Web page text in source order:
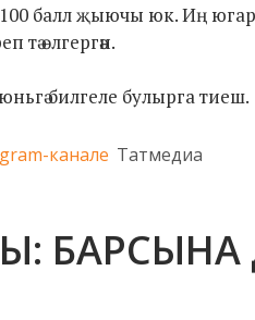
балл җыючы юк. Иң югары
өлгергән.
билгеле булырга тиеш.
канале Татмедиа
БАРСЫНА